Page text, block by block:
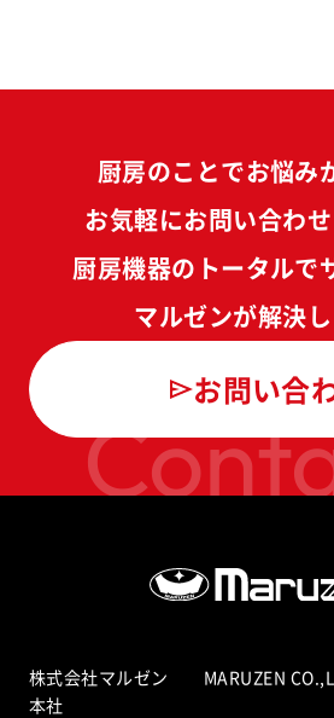
厨房のことでお悩み
お気軽にお問い合わせ
厨房機器のトータルで
マルゼンが解決し
お問い合
株式会社マルゼン MARUZEN
本社